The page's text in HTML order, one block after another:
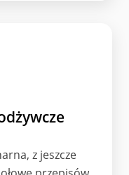
z jeszcze